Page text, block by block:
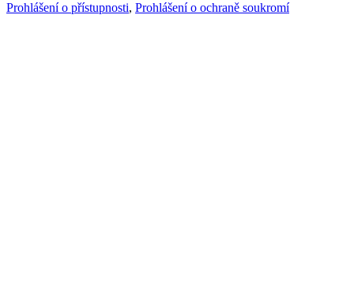
Prohlášení o přístupnosti, Prohlášení o ochraně soukromí